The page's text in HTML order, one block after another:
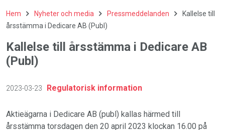
Hem Nyheter och media Pressmeddelanden
Kallelse till
årsstämma i Dedicare AB (Publ)
Kallelse till årsstämma i Dedicare AB
(Publ)
2023-03-23 Regulatorisk information
Aktieägarna i Dedicare AB (publ) kallas härmed till
årsstämma torsdagen den 20 april 2023 klockan 16.00 på